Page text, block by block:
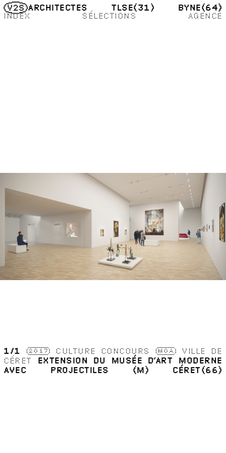
ARCHITECTES TLSE(31) BYNE(64)
INDEX
SÉLECTIONS AGENCE
1 /1 2017 CULTURE CONCOURS MOA
VILLE DE
CÉRET
EXTENSION DU MUSÉE D’ART MODERNE
AVEC PROJECTILES (M)
CÉRET(66)